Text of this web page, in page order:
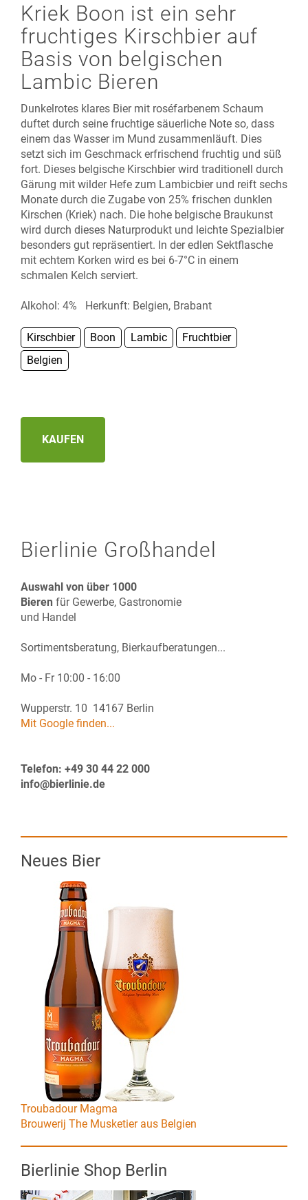
Bierlinie Großhandel
Auswahl von über 1000
Bieren für Gewerbe, Gastronomie
und Handel
Sortimentsberatung, Bierkaufberatungen...
Mo - Fr 10:00 - 16:00
Wupperstr. 10 14167 Berlin
Mit Google finden...
Telefon: +49 30 44 22 000
info@bierlinie.de
Neues Bier
Troubadour Magma
Brouwerij The Musketier aus Belgien
Bierlinie Shop Berlin
Kriek Boon ist ein sehr
fruchtiges Kirschbier auf
Basis von belgischen
Lambic Bieren
Dunkelrotes klares Bier mit roséfarbenem Schaum
duftet durch seine fruchtige säuerliche Note so, dass
einem das Wasser im Mund zusammenläuft. Dies
setzt sich im Geschmack erfrischend fruchtig und süß
fort. Dieses belgische Kirschbier wird traditionell durch
Gärung mit wilder Hefe zum Lambicbier und reift sechs
Monate durch die Zugabe von 25% frischen dunklen
Kirschen (Kriek) nach. Die hohe belgische Braukunst
wird durch dieses Naturprodukt und leichte Spezialbier
besonders gut repräsentiert. In der edlen Sektflasche
mit echtem Korken wird es bei 6-7°C in einem
schmalen Kelch serviert.
Alkohol: 4% Herkunft: Belgien, Brabant
Kirschbier Boon Lambic
Fruchtbier
Belgien
KAUFEN